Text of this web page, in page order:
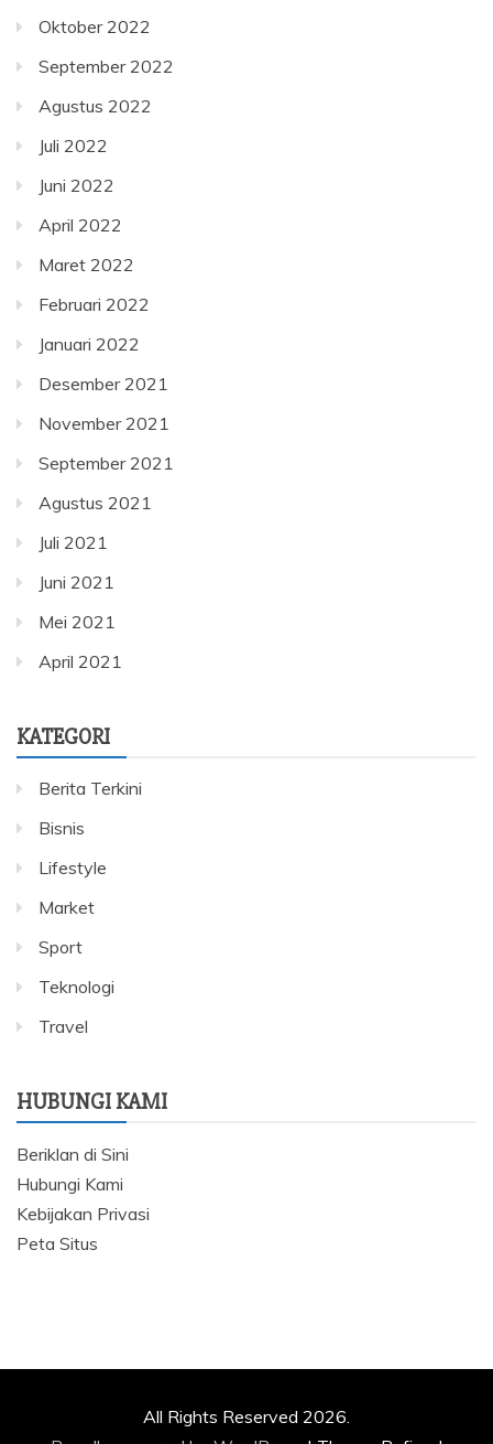
Oktober 2022
September 2022
Agustus 2022
Juli 2022
Juni 2022
April 2022
Maret 2022
Februari 2022
Januari 2022
Desember 2021
November 2021
September 2021
Agustus 2021
Juli 2021
Juni 2021
Mei 2021
April 2021
KATEGORI
Berita Terkini
Bisnis
Lifestyle
Market
Sport
Teknologi
Travel
HUBUNGI KAMI
Beriklan di Sini
Hubungi Kami
Kebijakan Privasi
Peta Situs
All Rights Reserved 2026.